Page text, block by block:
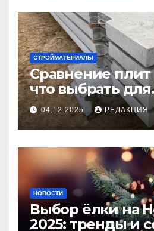
СТРОЙМАТЕРИАЛЫ
Сравнение
что выбрать для
долговечного и
покрытия
04.12.2025 РЕДАКЦИЯ
НОВОСТИ
Выбор ёлки на
2025: тренды и